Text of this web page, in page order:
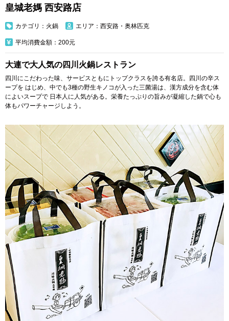
皇城老媽 西安路店
カテゴリ：火鍋 エリア：西安路・奥林匹克
平均消費金額：200元
大連で大人気の四川火鍋レストラン
四川にこだわった味、サービスともにトップクラスを誇る有名店。四川の辛ス
ープを はじめ、中でも3種の野生キノコが入った三菌湯は、漢方成分を含む体
によいスープで 日本人に人気がある。栄養たっぷりの旨みが凝縮した鍋で心も
体もパワーチャージしよう。